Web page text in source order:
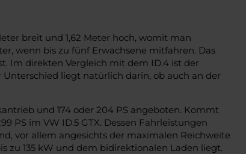
breit und 1,62 Meter hoch, womit man
wenn bis zu fünf Erwachsene mitfahren. Das
Im direkten Vergleich mit dem ID.4 ist der
Unterschied liegt natürlich darin, ob auch an der
und 174 oder 204 PS angeboten. Kommt
PS im VW ID.5 GTX. Dessen Fahrleistungen
vor allem angesichts der maximalen Reichweite
zu 135 kW und dem bidirektionalen Laden liegt.